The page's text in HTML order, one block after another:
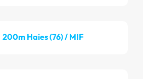
200m Haies (76) / MIF